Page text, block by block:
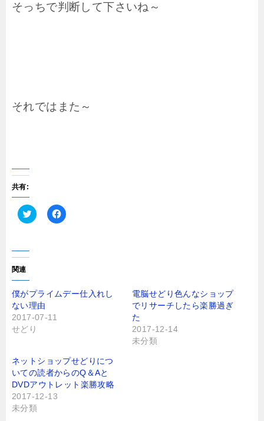
そっちで判断して下さいね～
それではまた～
共有:
ク
し
て
T
i
t
t
e
r
で
共
し
い
ウ
ィ
ン
ド
ウ
で
F
共
有
る
に
ク
し
て
く
だ
さ
関連
僕がプライムデー仕入れし
ない理由
2017-07-11
せどり
電脳せどり色んなショップ
でリサーチしたら楽勝過ぎ
た
2017-12-14
未分類
ネットショップせどりにつ
いての読者からのQ＆Aと
DVDアウトレット楽勝攻略
2017-12-13
未分類